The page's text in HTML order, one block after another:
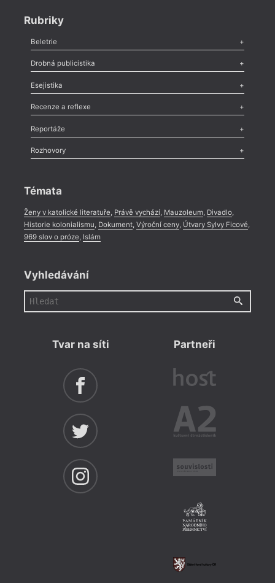
Rubriky
Beletrie
Poezie,Próza,Dokumenty
Drobná publicistika
Odlesk
Nekrolog,Glosa,Sloupek,Pozvánka,Literární soutěž,
Esejistika
Esej ,Pádlo,Úvaha
Recenze a reflexe
Recenze
Méně slov o próze,Celá rubrika
Reportáže
Literární zítřky
Celá rubrika
Rozhovory
Témata
Ženy v katolické literatuře, Právě vychází, Mauzoleum, Divadlo,
Historie kolonialismu, Dokument, Výroční ceny, Útvary Sylvy Ficové,
969 slov o próze, Islám
Vyhledávání
Tvar na síti Partneři